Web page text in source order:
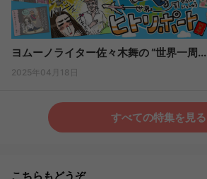
ヨムーノライター佐々木舞の “世界一周...
2025年04月18日
すべての特集を見る
こちらもどうぞ